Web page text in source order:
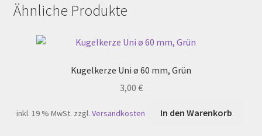
Ähnliche Produkte
Kugelkerze Uni ø 60 mm, Grün
3,00 €
inkl. 19 % MwSt. zzgl.Versandkosten In den Warenkorb